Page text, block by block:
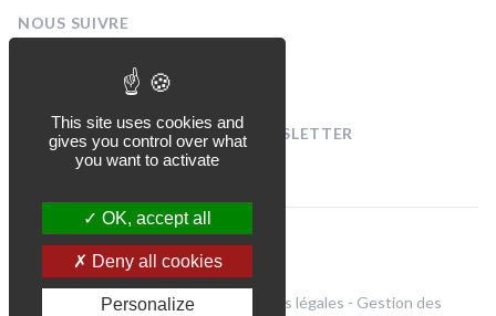
NOUS SUIVRE
Facebook
INSCRIVEZ-VOUS À NOTRE NEWSLETTER
[sibwp_form id=1]
© CENOV 2026
Politique de confidentialité et mentions légales - Gestion des
This site uses cookies and
gives you control over what
you want to activate
OK, accept all
Deny all cookies
Personalize